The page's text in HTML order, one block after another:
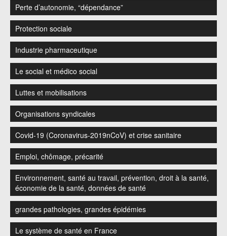
Perte d’autonomie, “dépendance”
Protection sociale
Industrie pharmaceutique
Le social et médico social
Luttes et mobilisations
Organisations syndicales
Covid-19 (Coronavirus-2019nCoV) et crise sanitaire
Emploi, chômage, précarité
Environnement, santé au travail, prévention, droit à la santé,
économie de la santé, données de santé
grandes pathologies, grandes épidémies
Le système de santé en France